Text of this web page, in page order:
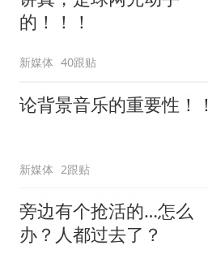
的！！！
新媒体 40跟贴
论背景音乐的重要性！！
新媒体 2跟贴
旁边有个抢活的…怎么
办？人都过去了？